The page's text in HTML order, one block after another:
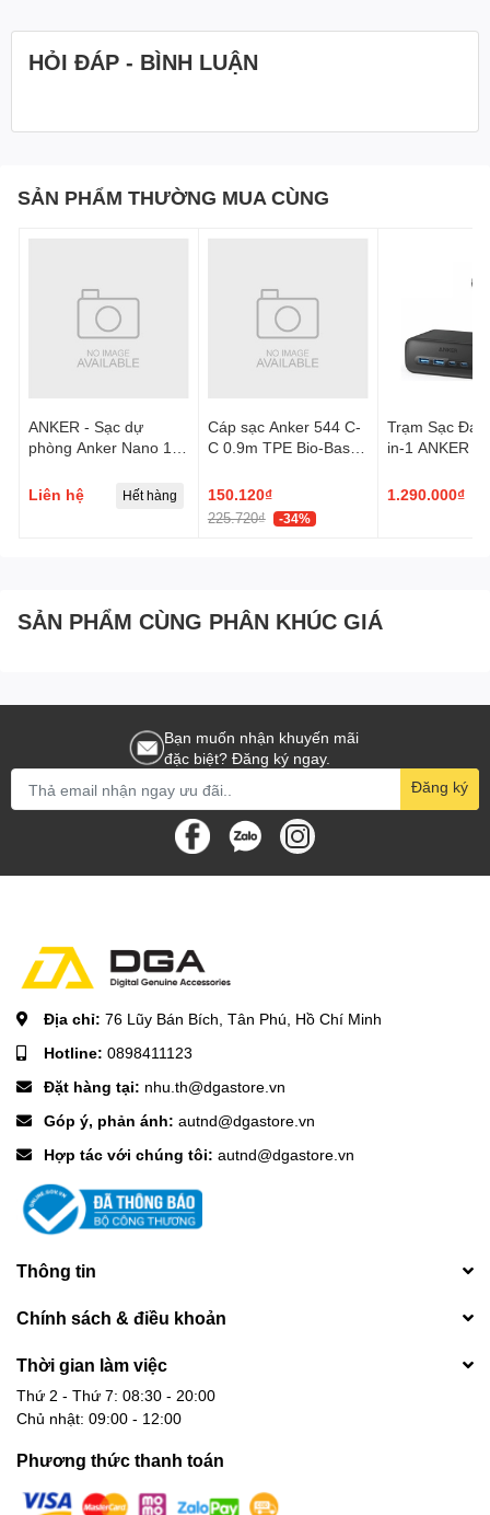
HỎI ĐÁP - BÌNH LUẬN
SẢN PHẨM THƯỜNG MUA CÙNG
ANKER - Sạc dự
phòng Anker Nano 1C
In USB-C, Made for
Apple Watch) Trắng
Liên hệ Hết hàng
Cáp sạc Anker 544 C-
C 0.9m TPE Bio-Based
150.120₫
225.720₫ -34%
Trạm Sạc Đa
in-1 ANKER
1.290.000₫
SẢN PHẨM CÙNG PHÂN KHÚC GIÁ
Bạn muốn nhận khuyến mãi
đặc biệt? Đăng ký ngay.
Đăng ký
Địa chỉ: 76 Lũy Bán Bích, Tân Phú, Hồ Chí Minh
Hotline: 0898411123
Đặt hàng tại: nhu.th@dgastore.vn
Góp ý, phản ánh: autnd@dgastore.vn
Hợp tác với chúng tôi: autnd@dgastore.vn
Thông tin
Chính sách & điều khoản
Thời gian làm việc
Thứ 2 - Thứ 7: 08:30 - 20:00
Chủ nhật: 09:00 - 12:00
Phương thức thanh toán